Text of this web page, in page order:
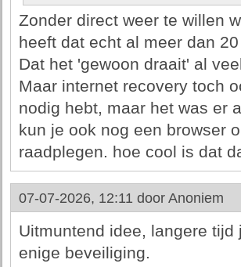
Zonder direct weer te willen
heeft dat echt al meer dan 20
Dat het 'gewoon draait' al
Maar internet recovery toch
nodig hebt, maar het was er
kun je ook nog een browser
raadplegen. hoe cool is dat
07-07-2026, 12:11 door Anoniem
Uitmuntend idee, langere
enige beveiliging.